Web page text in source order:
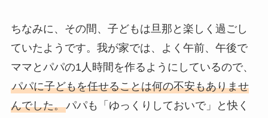
ちなみに、その間、子どもは旦那と楽しく過ごし
ていたようです。我が家では、よく午前、午後で
ママとパパの1人時間を作るようにしているので、
パパに子どもを任せることは何の不安もありませ
んでした。パパも「ゆっくりしておいで」と快く